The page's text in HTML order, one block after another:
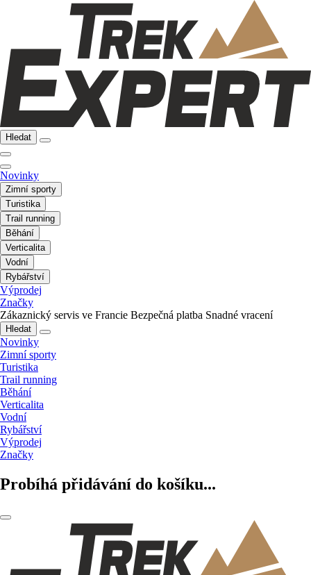
Hledat
Novinky
Zimní sporty
Turistika
Trail running
Běhání
Verticalita
Vodní
Rybářství
Výprodej
Značky
Zákaznický servis ve Francie Bezpečná platba Snadné vracení
Hledat
Novinky
Zimní sporty
Turistika
Trail running
Běhání
Verticalita
Vodní
Rybářství
Výprodej
Značky
Probíhá přidávání do košíku...